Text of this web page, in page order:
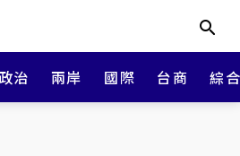
治 兩岸 國際 台商 綜